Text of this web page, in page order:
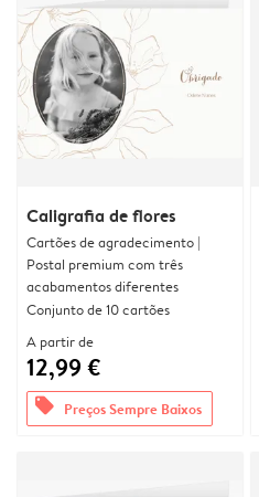
Caligrafia de flores
Cartões de agradecimento |
Postal premium com três
acabamentos diferentes
Conjunto de 10 cartões
A partir de
12,99 €
offers Preços Sempre Baixos